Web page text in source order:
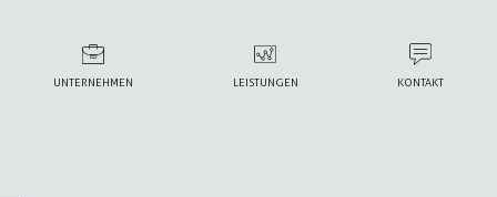
UNTERNEHMEN LEISTUNGEN KONTAKT